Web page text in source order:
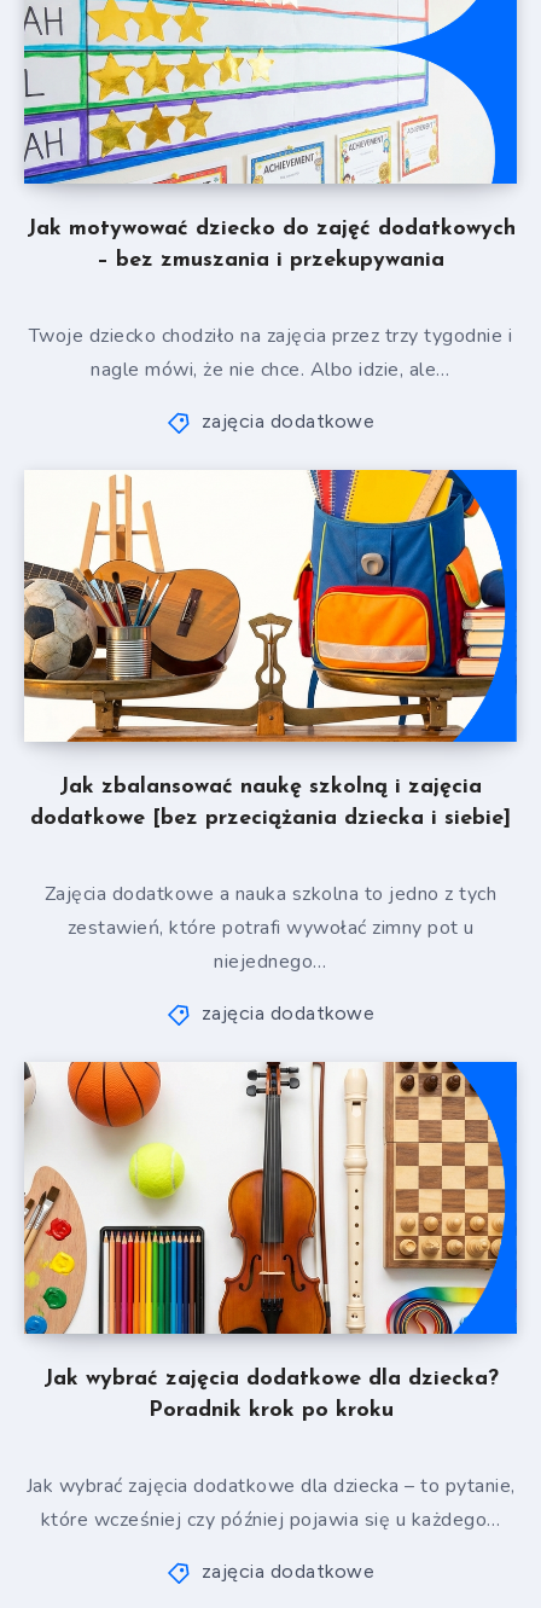
Jak motywować dziecko do zajęć dodatkowych
– bez zmuszania i przekupywania
Twoje dziecko chodziło na zajęcia przez trzy tygodnie i
nagle mówi, że nie chce. Albo idzie, ale…
zajęcia dodatkowe
Jak zbalansować naukę szkolną i zajęcia
dodatkowe [bez przeciążania dziecka i siebie]
Zajęcia dodatkowe a nauka szkolna to jedno z tych
zestawień, które potrafi wywołać zimny pot u
niejednego…
zajęcia dodatkowe
Jak wybrać zajęcia dodatkowe dla dziecka?
Poradnik krok po kroku
Jak wybrać zajęcia dodatkowe dla dziecka – to pytanie,
które wcześniej czy później pojawia się u każdego…
zajęcia dodatkowe